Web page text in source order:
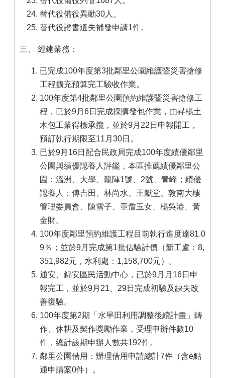
替代役備役異動30人。
替代役證書遺失補發申請1件。
三、 經建業務：
已完成100年度第3批鄰里公園維護暨災害搶修
工程擴充預算完工驗收作業。
100年度第4批鄰里公園預約維護暨災害搶修工
程，已於9月6日完成採購發包作業，由昇楊土
木包工業得標承攬，並於9月22日申報開工，
預訂執行期限至11月30日。
已於9月16日配合民政局完成100年度績優鄰里
公園與績優認養人評鑑，本區推薦績優鄰里公
園：溫洲、大學、龍陣1號、2號、青峰；績優
認養人：傅吉田、林尚水、王獻堂、敦南大樓
管理委員會、陳雪子、章詹玉女、楊吳港、黃
金財。
100年度鄰里預約維護工程目前執行進度達81.0
9％；並於9月完成第1批估驗計價（新工處：8,
351,982元，水利處：1,158,700元）。
通安、錦安區民活動中心，已於9月月16日申
報完工，並於9月21、29日完成初驗及缺失改
善復驗。
100年度第2期「水旱田利用調整後續計畫」轉
作、休耕及契作獎勵作業，受理申辦件數10
件，總計該期申辦人數共192件。
鄰里公園借用：辦理借用申請總計7件（含e點
通申請案0件）。